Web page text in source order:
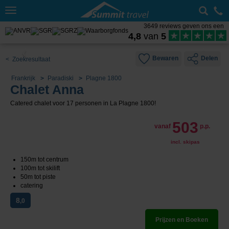
Toggle
3649 reviews geven ons een
4,8 van 5
< Zoekresultaat Bewaren Delen
Frankrijk Paradiski Plagne 1800
Chalet Anna
Catered chalet voor 17 personen in La Plagne 1800!
vanaf 503 p.p.
incl. skipas
150m tot centrum
100m tot skilift
50m tot piste
catering
8,0
Prijzen en Boeken